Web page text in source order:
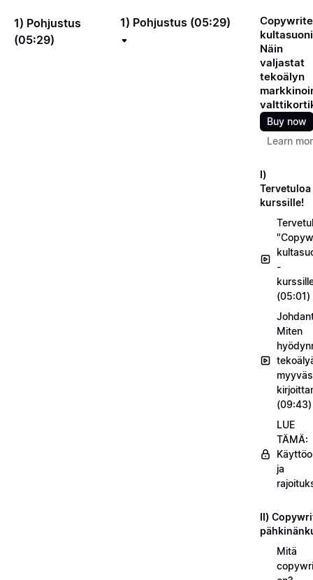
1) Pohjustus
(05:29)
1) Pohjustus (05:29)
Näin
valjastat
tekoälyn
Buy now
Learn
I)
Tervetuloa
kurssille!
-
(05:01)
Miten
(09:43)
LUE
TÄMÄ:
ja
II)
Mitä